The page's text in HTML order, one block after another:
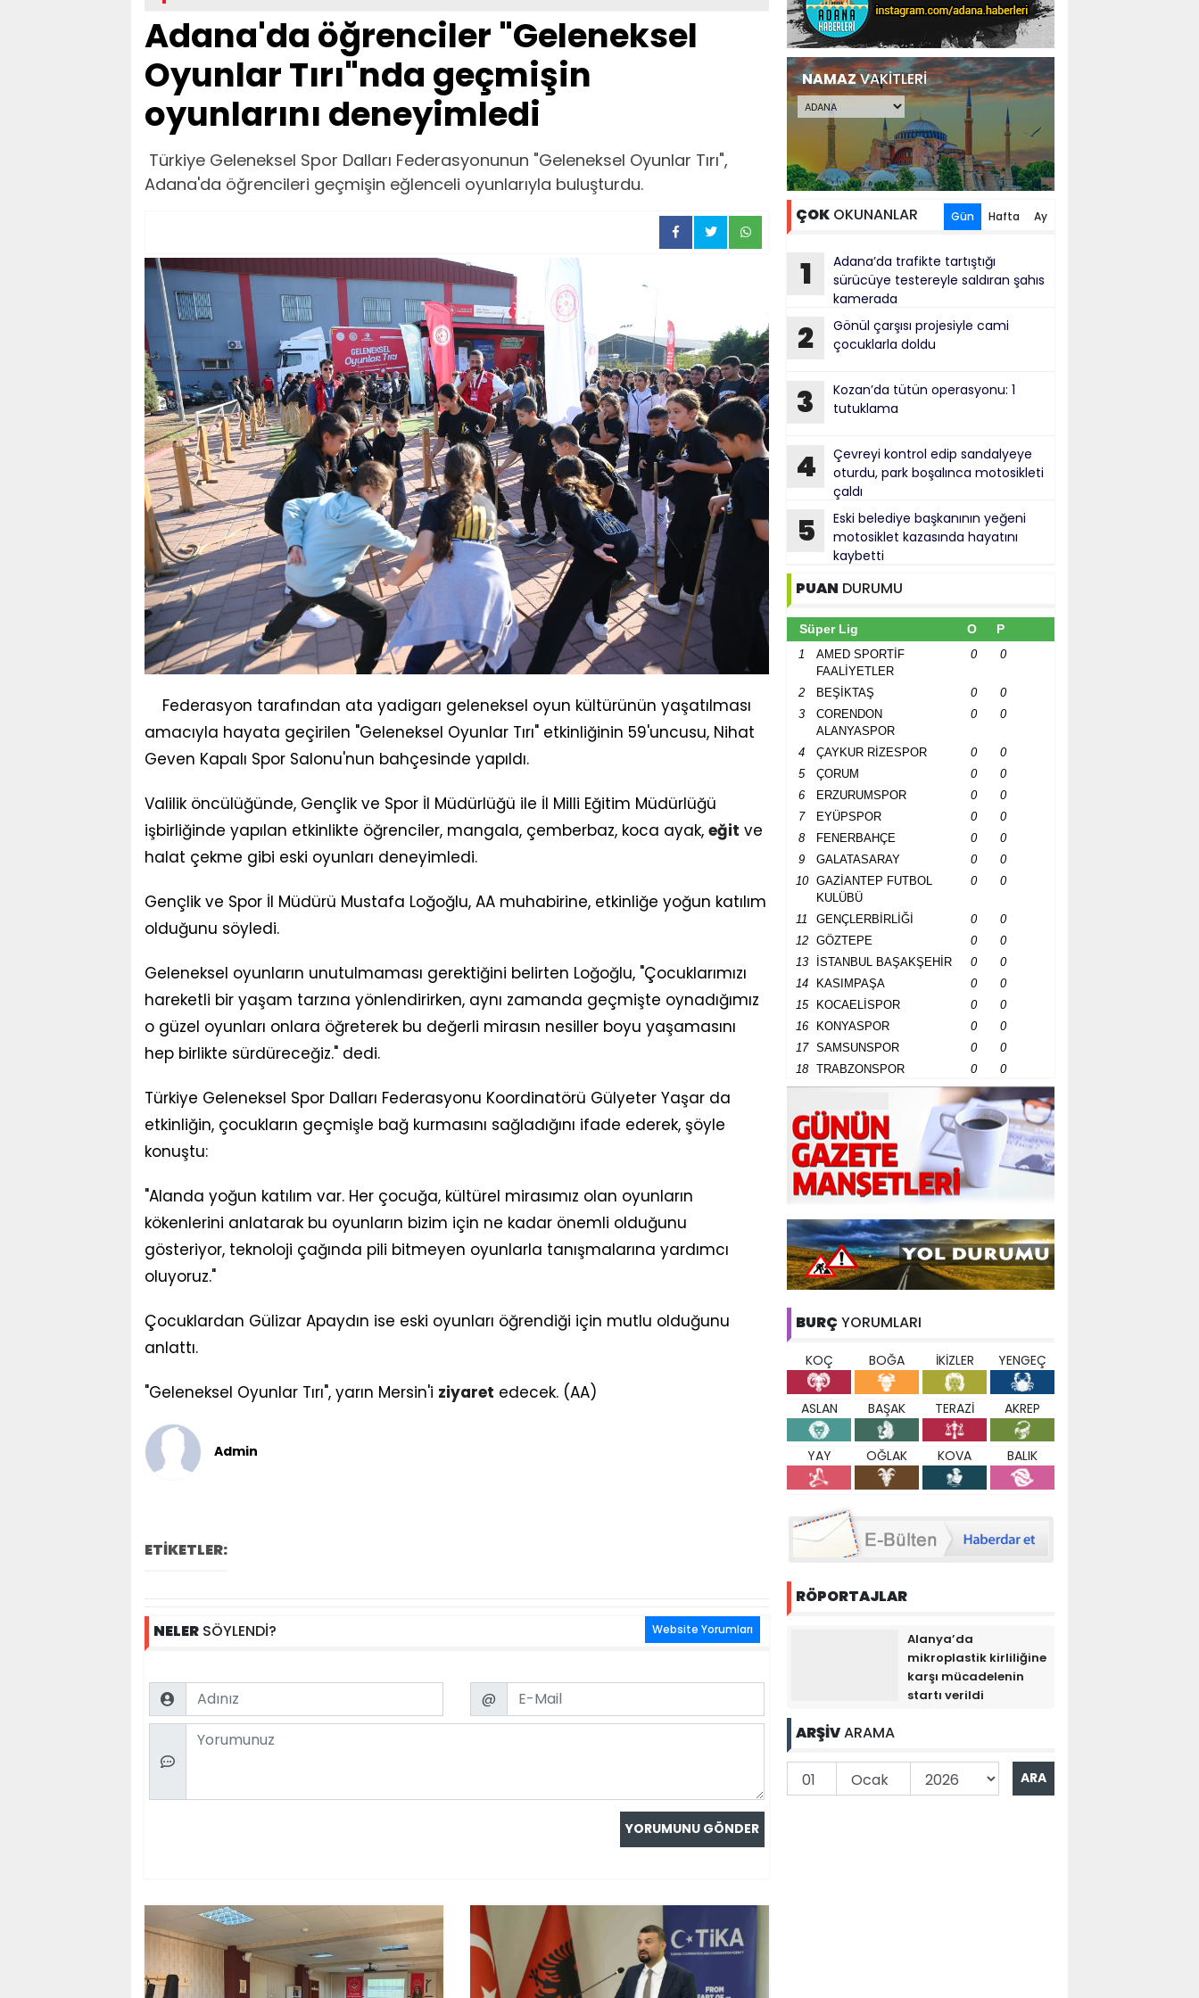
Adana'da öğrenciler "Geleneksel
Oyunlar Tırı"nda geçmişin
oyunlarını deneyimledi
Türkiye Geleneksel Spor Dalları Federasyonunun "Geleneksel Oyunlar Tırı",
Adana'da öğrencileri geçmişin eğlenceli oyunlarıyla buluşturdu.
Federasyon tarafından ata yadigarı geleneksel oyun kültürünün yaşatılması
amacıyla hayata geçirilen "Geleneksel Oyunlar Tırı" etkinliğinin 59'uncusu, Nihat
Geven Kapalı Spor Salonu'nun bahçesinde yapıldı.
Valilik öncülüğünde, Gençlik ve Spor İl Müdürlüğü ile İl Milli Eğitim Müdürlüğü
işbirliğinde yapılan etkinlikte öğrenciler, mangala, çemberbaz, koca ayak, eğit ve
halat çekme gibi eski oyunları deneyimledi.
Gençlik ve Spor İl Müdürü Mustafa Loğoğlu, AA muhabirine, etkinliğe yoğun katılım
olduğunu söyledi.
Geleneksel oyunların unutulmaması gerektiğini belirten Loğoğlu, "Çocuklarımızı
hareketli bir yaşam tarzına yönlendirirken, aynı zamanda geçmişte oynadığımız
o güzel oyunları onlara öğreterek bu değerli mirasın nesiller boyu yaşamasını
hep birlikte sürdüreceğiz." dedi.
Türkiye Geleneksel Spor Dalları Federasyonu Koordinatörü Gülyeter Yaşar da
etkinliğin, çocukların geçmişle bağ kurmasını sağladığını ifade ederek, şöyle
konuştu:
"Alanda yoğun katılım var. Her çocuğa, kültürel mirasımız olan oyunların
kökenlerini anlatarak bu oyunların bizim için ne kadar önemli olduğunu
gösteriyor, teknoloji çağında pili bitmeyen oyunlarla tanışmalarına yardımcı
oluyoruz."
Çocuklardan Gülizar Apaydın ise eski oyunları öğrendiği için mutlu olduğunu
anlattı.
"Geleneksel Oyunlar Tırı", yarın Mersin'i ziyaret edecek. (AA)
Admin
ETİKETLER:
NELER SÖYLENDİ? Website Yorumları
Name Email
@
Comment
NAMAZVAKİTLERİ
ÇOK OKUNANLAR Gün Hafta Ay
1
Adana’da trafikte tartıştığı
sürücüye testereyle saldıran şahıs
kamerada
2
Gönül çarşısı projesiyle cami
çocuklarla doldu
3
Kozan’da tütün operasyonu: 1
tutuklama
4
Çevreyi kontrol edip sandalyeye
oturdu, park boşalınca motosikleti
çaldı
5
Eski belediye başkanının yeğeni
motosiklet kazasında hayatını
kaybetti
PUAN DURUMU
Süper Lig O P
1
AMED SPORTİF
FAALİYETLER
0 0
2 BEŞİKTAŞ 0
0
3
CORENDON
ALANYASPOR
0 0
4 ÇAYKUR RİZESPOR 0
0
5
ÇORUM 0
0
6
ERZURUMSPOR 0
0
7
EYÜPSPOR 0
0
8
FENERBAHÇE 0
0
9
GALATASARAY 0
0
10
GAZİANTEP FUTBOL
KULÜBÜ
0 0
11 GENÇLERBİRLİĞİ 0
0
12
GÖZTEPE 0
0
13
İSTANBUL BAŞAKŞEHİR 0
0
14
KASIMPAŞA 0
0
15
KOCAELİSPOR 0
0
16
KONYASPOR 0
0
17
SAMSUNSPOR 0
0
18
TRABZONSPOR 0 0
BURÇ YORUMLARI
KOÇ BOĞA İKİZLER YENGEÇ
ASLAN BAŞAK TERAZİ AKREP
YAY OĞLAK KOVA BALIK
RÖPORTAJLAR
Alanya’da
mikroplastik kirliliğine
karşı mücadelenin
startı verildi
ARŞİVARAMA